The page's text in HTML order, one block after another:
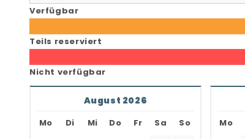
Verfügbar
Teils reserviert
Nicht verfügbar
August 2026
Mo Di Mi Do Fr Sa So Mo